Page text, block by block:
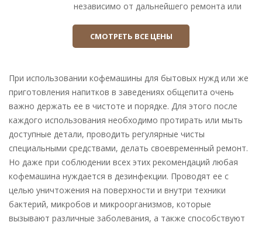
СМОТРЕТЬ ВСЕ ЦЕНЫ
независимо от дальнейшего ремонта или
Доставка
Доставка крупногабаритной
техники
600
Доставка по 20
километровой зоне
800
Дезинфекция кофейного аппарата 640 - 1440
При использовании кофемашины для бытовых нужд или же
приготовления напитков в заведениях общепита очень
важно держать ее в чистоте и порядке. Для этого после
каждого использования необходимо протирать или мыть
доступные детали, проводить регулярные чисты
специальными средствами, делать своевременный ремонт.
Но даже при соблюдении всех этих рекомендаций любая
кофемашина нуждается в дезинфекции. Проводят ее с
целью уничтожения на поверхности и внутри техники
бактерий, микробов и микроорганизмов, которые
вызывают различные заболевания, а также способствуют